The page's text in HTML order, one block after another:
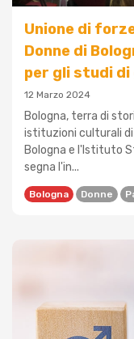
Unione di
Donne di
per gli studi di
12 Marzo 2024
Bologna, terra di
istituzioni culturali di
Bologna e l'Istituto
segna l'in...
Bologna Donne